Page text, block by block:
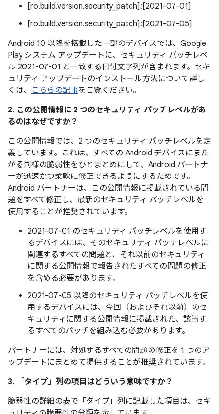
[ro.build.version.security_patch]:[2021-07-01]
[ro.build.version.security_patch]:[2021-07-05]
Android 10 以降を搭載した一部のデバイスでは、Google
Play システム アップデートに、セキュリティ パッチレベ
ル 2021-07-01 と一致する日付文字列が含まれます。セキ
ュリティ アップデートのインストール方法について詳し
くは、 こちらの記事をご覧ください。
2. この公開情報に 2 つのセキュリティ パッチレベルがあ
るのはなぜですか？
この公開情報では、2 つのセキュリティ パッチレベルを定
義しています。これは、すべての Android デバイスにまた
がる同様の脆弱性をひとまとめにして、Android パートナ
ーが迅速かつ柔軟に修正できるようにするためです。
Android パートナーは、この公開情報に掲載されている問
題をすべて修正し、最新のセキュリティ パッチレベルを
使用することが推奨されています。
2021-07-01 のセキュリティ パッチレベルを使用す
るデバイスには、そのセキュリティ パッチレベルに
関連するすべての問題と、それ以前のセキュリティ
に関する公開情報で報告されたすべての問題の修正
を含める必要があります。
2021-07-05 以降のセキュリティ パッチレベルを使
用するデバイスには、今回（およびそれ以前）のセ
キュリティに関する公開情報に掲載された、該当す
るすべてのパッチを組み込む必要があります。
パートナーには、対処するすべての問題の修正を 1 つのア
ップデートにまとめて提供することが推奨されています。
3. 「タイプ」 列の項目はどういう意味ですか？
脆弱性の詳細の表で「タイプ」 列に記載した項目は、セキ